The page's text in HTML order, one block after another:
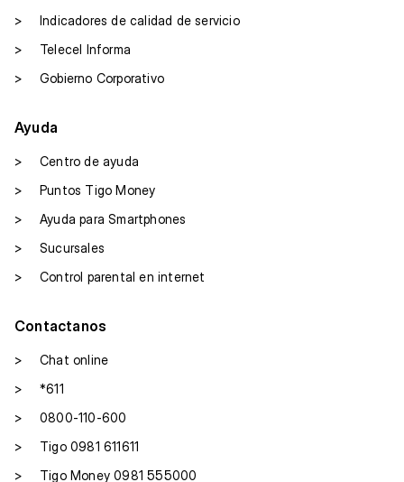
>
Indicadores de calidad de servicio
>
Telecel Informa
>
Gobierno Corporativo
Ayuda
>
Centro de ayuda
>
Puntos Tigo Money
>
Ayuda para Smartphones
>
Sucursales
>
Control parental en internet
Contactanos
>
Chat online
>
*611
>
0800-110-600
>
Tigo 0981 611611
>
Tigo Money 0981 555000